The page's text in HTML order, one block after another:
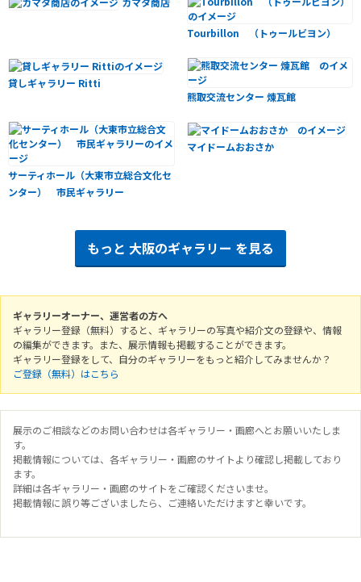
Tourbillon （トゥールビヨン）
貸しギャラリー Ritti
熊取交流センター 煉瓦館
サーティホール（大東市立総合文化セ
ンター） 市民ギャラリー
マイドームおおさか
もっと 大阪のギャラリー を見る
ギャラリーオーナー、運営者の方へ
ギャラリー登録（無料）すると、ギャラリーの写真や紹介文の登録や、情報
の編集ができます。また、展示情報も掲載することができます。
ギャラリー登録をして、自分のギャラリーをもっと紹介してみませんか？
ご登録（無料）はこちら
展示のご相談などのお問い合わせは各ギャラリー・画廊へとお願いいたしま
す。
掲載情報については、各ギャラリー・画廊のサイトより確認し掲載しており
ます。
詳細は各ギャラリー・画廊のサイトをご確認くださいませ。
掲載情報に誤り等ございましたら、ご連絡いただけますと幸いです。